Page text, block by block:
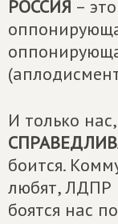
РОССИЯ –
И только
боится.
любят, ЛДПР
боятся нас